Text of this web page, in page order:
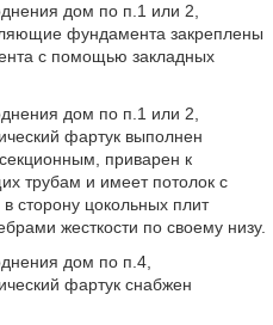
дом по п.1 или 2,
фундамента закреплены
с помощью закладных
дом по п.1 или 2,
фартук выполнен
приварен к
трубам и имеет потолок с
сторону цокольных плит
жесткости по своему низу.
дом по п.4,
фартук снабжен